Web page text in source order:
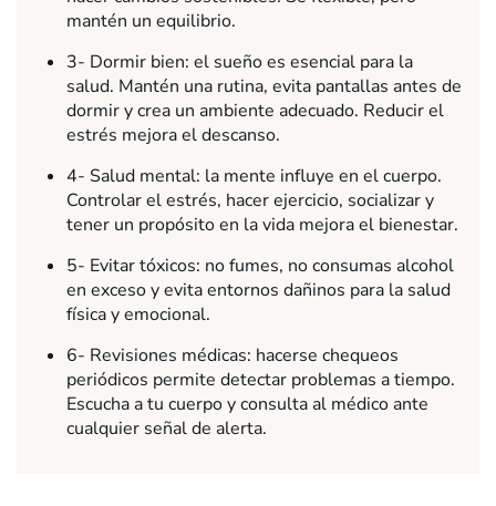
mantén un equilibrio.
3- Dormir bien: el sueño es esencial para la
salud. Mantén una rutina, evita pantallas antes de
dormir y crea un ambiente adecuado. Reducir el
estrés mejora el descanso.
4- Salud mental: la mente influye en el cuerpo.
Controlar el estrés, hacer ejercicio, socializar y
tener un propósito en la vida mejora el bienestar.
5- Evitar tóxicos: no fumes, no consumas alcohol
en exceso y evita entornos dañinos para la salud
física y emocional.
6- Revisiones médicas: hacerse chequeos
periódicos permite detectar problemas a tiempo.
Escucha a tu cuerpo y consulta al médico ante
cualquier señal de alerta.